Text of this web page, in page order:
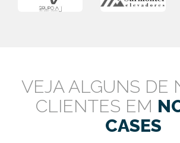
VEJA ALGUNS DE
CLIENTES EM
CASES